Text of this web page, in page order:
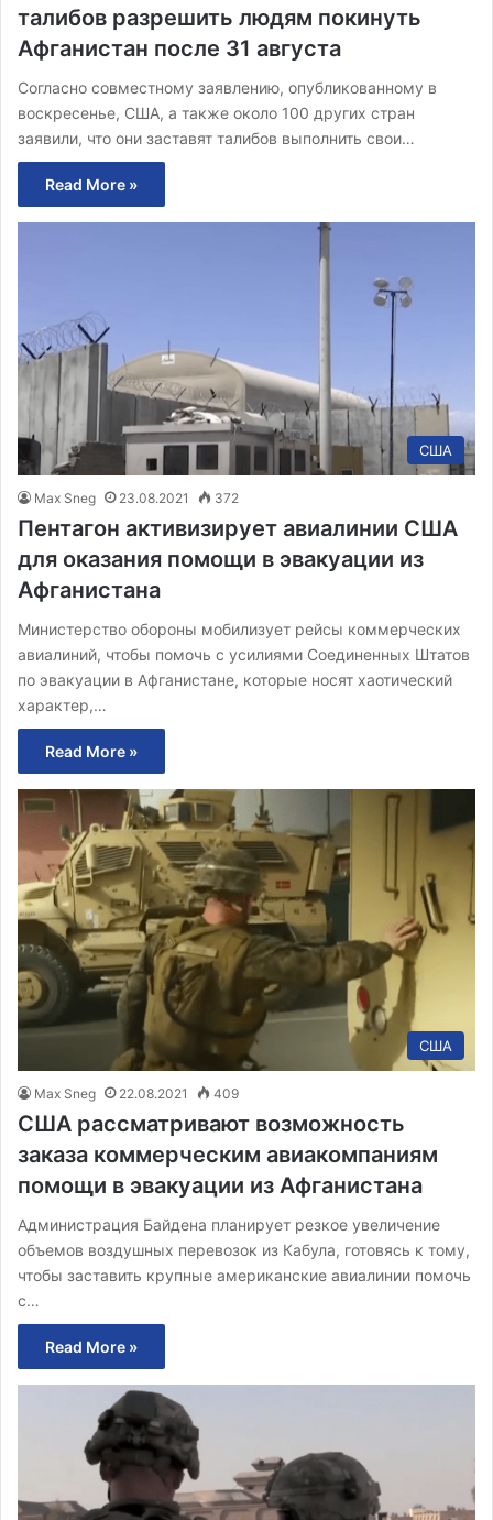
талибов разрешить людям покинуть
Афганистан после 31 августа
Согласно совместному заявлению, опубликованному в
воскресенье, США, а также около 100 других стран
заявили, что они заставят талибов выполнить свои…
Read More »
США
Max Sneg 23.08.2021 372
Пентагон активизирует авиалинии США
для оказания помощи в эвакуации из
Афганистана
Министерство обороны мобилизует рейсы коммерческих
авиалиний, чтобы помочь с усилиями Соединенных Штатов
по эвакуации в Афганистане, которые носят хаотический
характер,…
Read More »
США
Max Sneg 22.08.2021 409
США рассматривают возможность
заказа коммерческим авиакомпаниям
помощи в эвакуации из Афганистана
Администрация Байдена планирует резкое увеличение
объемов воздушных перевозок из Кабула, готовясь к тому,
чтобы заставить крупные американские авиалинии помочь
с…
Read More »